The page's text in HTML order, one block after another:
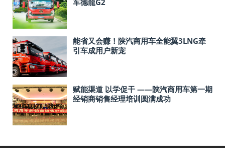
能省又会赚！陕汽商用车全能翼3LNG牵
引车成用户新宠
赋能渠道 以学促干 ——陕汽商用车第一期
经销商销售经理培训圆满成功